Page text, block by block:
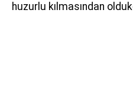
huzurlu kılmasından